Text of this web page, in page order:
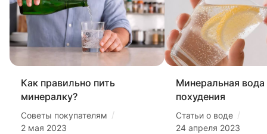
Как правильно пить
минералку?
Советы покупателям /
2 мая 2023
Минеральная вода
похудения
Статьи о воде /
24 апреля 2023